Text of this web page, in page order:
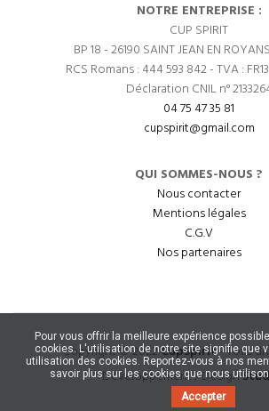
NOTRE ENTREPRISE :
CUP SPIRIT
BP 18 - 26190 SAINT JEAN EN
RCS Romans : 444 593 842 - TVA :
Déclaration CNIL n°
04 75 47 35 81
cupspirit@gmail.com
QUI SOMMES-NOUS ?
Nous contacter
Mentions légales
C.G.V
Nos partenaires
Copyright © 2022CupSpirit- Tous
Développement / Design
Pour vous offrir la meilleure expérience
cookies. L'utilisation de notre site signifie que
utilisation des cookies. Reportez-vous à nos
savoir plus sur les cookies que nous
Accepter